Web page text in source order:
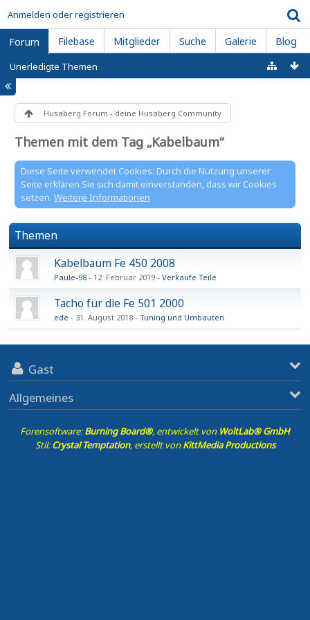
Anmelden oder registrieren
Forum Filebase Mitglieder Suche Galerie Blog
Unerledigte Themen
Husaberg Forum - deine Husaberg Community
Themen mit dem Tag „Kabelbaum“
Diese Seite verwendet Cookies. Durch die Nutzung unserer
Seite erklären Sie sich damit einverstanden, dass wir Cookies
setzen. Weitere Informationen
Themen
Kabelbaum Fe 450 2008
Paule-98 12. Februar 2019 Verkaufe Teile
Tacho für die Fe 501 2000
ede 31. August 2018 Tuning und Umbauten
Gast
Allgemeines
Forensoftware:Burning Board®, entwickelt von WoltLab® GmbH
Stil:Crystal Temptation, erstellt vonKittMedia Productions